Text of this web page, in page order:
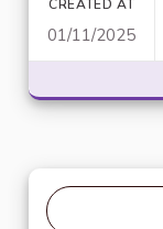
CREATED AT
01/11/2025